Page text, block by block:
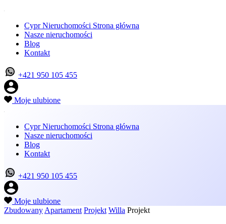
Cypr Nieruchomości Strona główna
Nasze nieruchomości
Blog
Kontakt
+421 950 105 455
Moje ulubione
Cypr Nieruchomości Strona główna
Nasze nieruchomości
Blog
Kontakt
+421 950 105 455
Moje ulubione
Zbudowany Apartament Projekt Willa Projekt